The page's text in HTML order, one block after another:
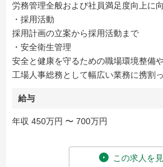
労務管理全般および社員満足度向上に
・採用活動
採用計画の立案から採用活動まで
・安全衛生管理
安全と健康を守るための職場環境整備
工場人事総務として幅広い業務に携割
給与
年収 450万円 〜 700万円
この求人を